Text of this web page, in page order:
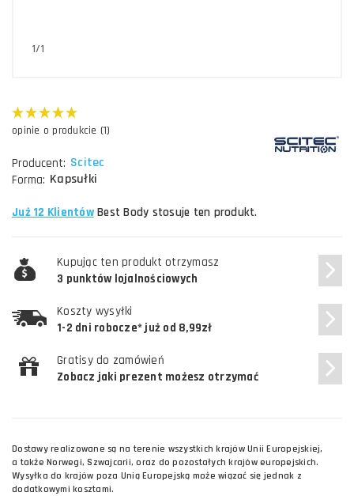
1/1
opinie o produkcie (1)
Producent: Scitec
Forma: Kapsułki
Już 12 KlientówBest Body stosuje ten produkt.
Kupując ten produkt otrzymasz
3 punktów lojalnościowych
Koszty wysyłki
1-2 dni robocze* już od 8,99zł
Gratisy do zamówień
Zobacz jaki prezent możesz otrzymać
Dostawy realizowane są na terenie wszystkich krajów Unii Europejskiej,
a także Norwegi, Szwajcarii, oraz do pozostałych krajów europejskich.
Wysyłka do krajów poza Unią Europejską może wiązać się jednak z
dodatkowymi kosztami.